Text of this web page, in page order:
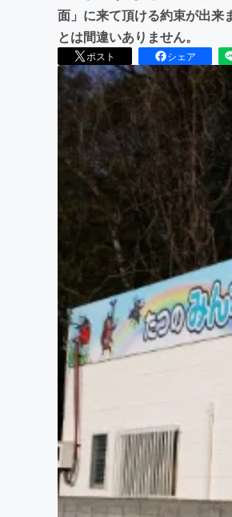
面」に来て頂ける約束が出来
とは間違いありません。
ポスト シェア